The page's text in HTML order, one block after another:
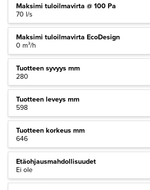
Maksimi tuloilmavirta @ 100 Pa
70 l/s
Maksimi tuloilmavirta EcoDesign
0 m³/h
Tuotteen syvyys mm
280
Tuotteen leveys mm
598
Tuotteen korkeus mm
646
Etäohjausmahdollisuudet
Ei ole